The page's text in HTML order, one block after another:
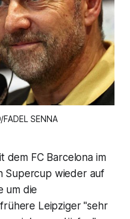
SENNA
dem FC Barcelona im
Supercup wieder auf
um die
Leipziger "sehr